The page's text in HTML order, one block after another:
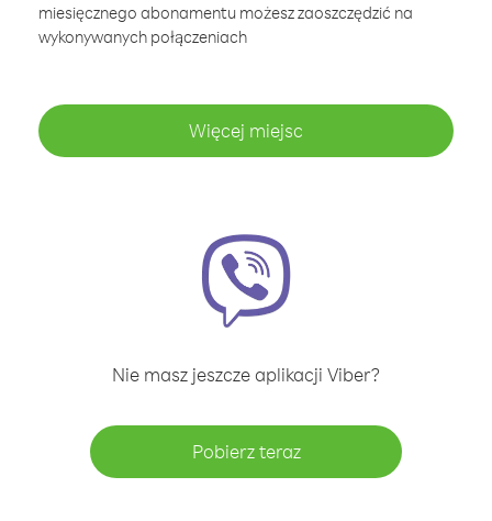
miesięcznego abonamentu możesz zaoszczędzić na
wykonywanych połączeniach
Więcej miejsc
Nie masz jeszcze aplikacji Viber?
Pobierz teraz